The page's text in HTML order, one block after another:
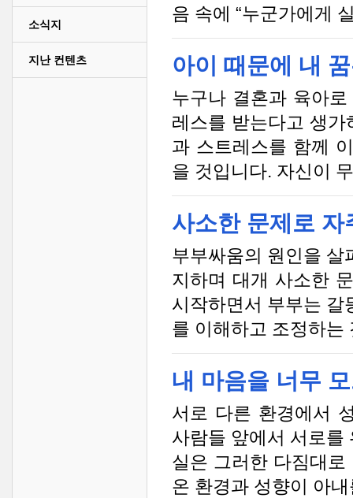
소식지
지난 컨텐츠
음 속에 “누군가에게
아이 때문에 내
누구나 결혼과 육아
레스를 받는다고 생
과 스트레스를 함께
을 것입니다. 자신이
사소한 문제로 자
부부싸움의 원인을 살
지하며 대개 사소한
시작하면서 부부는 갈
를 이해하고 조정하는
내 마음을 너무
서로 다른 환경에서
사람들 앞에서 서로를
실은 그러한 다짐대
온 환경과 성향이 아